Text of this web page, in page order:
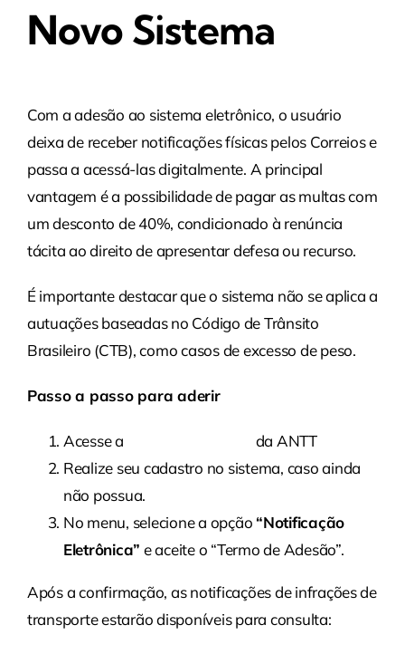
Novo Sistema
Com a adesão ao sistema eletrônico, o usuário
deixa de receber notificações físicas pelos Correios e
passa a acessá-las digitalmente. A principal
vantagem é a possibilidade de pagar as multas com
um desconto de 40%, condicionado à renúncia
tácita ao direito de apresentar defesa ou recurso.
É importante destacar que o sistema não se aplica a
autuações baseadas no Código de Trânsito
Brasileiro (CTB), como casos de excesso de peso.
Passo a passo para aderir
Acesse a
da ANTT
Realize seu cadastro no sistema, caso ainda
não possua.
No menu, selecione a opção “Notificação
Eletrônica” e aceite o “Termo de Adesão”.
Após a confirmação, as notificações de infrações de
transporte estarão disponíveis para consulta: